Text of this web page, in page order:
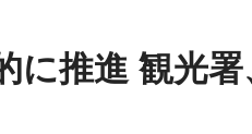
に推進 観光